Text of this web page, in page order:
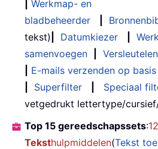
Werkmap- en
bladbeheerder
tekst)
Datumkiezer
samenvoegen
E-mails verzenden op
Superfilter Speciaal
vetgedrukt lettertype/
Top 15 gereedschapssets:12
Teksthulpmiddelen(Tekst